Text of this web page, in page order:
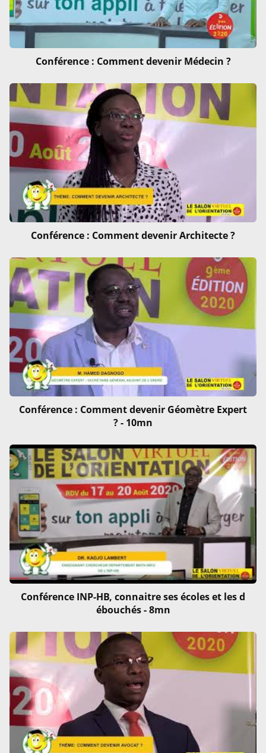
Conférence : Comment devenir Médecin ?
Conférence : Comment devenir Architecte ?
Conférence : Comment devenir Géomètre Expert
? - 10mn
Conférence INP-HB, connaitre ses écoles et les d
ébouchés - 8mn